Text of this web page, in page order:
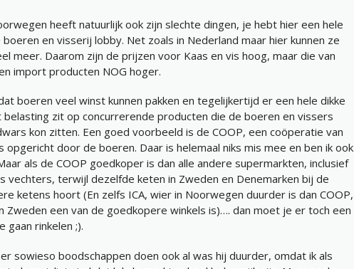
heeft natuurlijk ook zijn slechte dingen, je hebt hier een hele
en visserij lobby. Net zoals in Nederland maar hier kunnen ze
meer. Daarom zijn de prijzen voor Kaas en vis hoog, maar die van
import producten NOG hoger.
boeren veel winst kunnen pakken en tegelijkertijd er een hele dikke
belasting zit op concurrerende producten die de boeren en vissers
kon zitten. Een goed voorbeeld is de COOP, een coöperatie van
opgericht door de boeren. Daar is helemaal niks mis mee en ben ik ook
als de COOP goedkoper is dan alle andere supermarkten, inclusief
vechters, terwijl dezelfde keten in Zweden en Denemarken bij de
ketens hoort (En zelfs ICA, wier in Noorwegen duurder is dan COOP,
Zweden een van de goedkopere winkels is)…. dan moet je er toch een
gaan rinkelen ;).
sowieso boodschappen doen ook al was hij duurder, omdat ik als